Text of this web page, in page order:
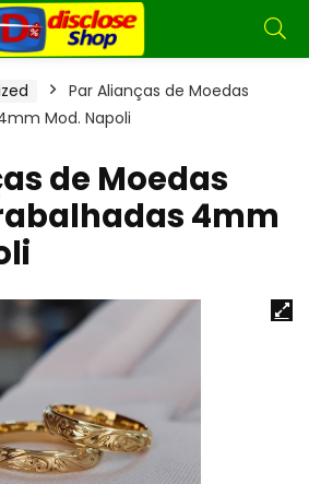
Par Alianças de Moedas
Mod. Napoli
de Moedas
4mm